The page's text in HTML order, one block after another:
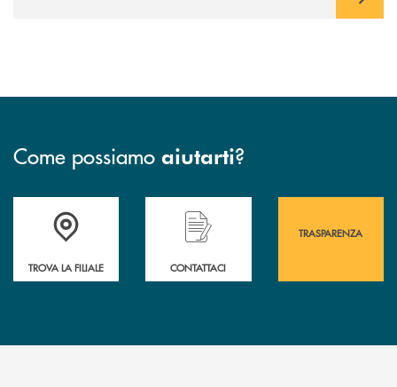
Come possiamo aiutarti?
Accedi all' elenco completo&nbsp; delle&nbsp; filiali&nbsp; di Banca
TROVA LA FILIALE
Hai bisogno di assistenza immediata?
CONTATTACI
TRASPARENZA